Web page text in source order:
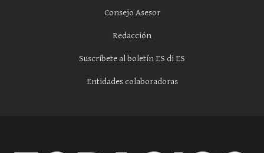
Consejo Asesor
Redacción
Suscríbete al boletín ES di ES
Entidades colaboradoras